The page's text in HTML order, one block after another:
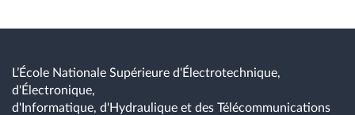
L’École Nationale Supérieure d'Électrotechnique,
d'Électronique,
d'Informatique, d'Hydraulique et des Télécommunications